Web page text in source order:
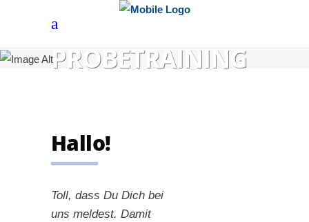
PROBETRAINING
Hallo!
Toll, dass Du Dich bei
uns meldest. Damit